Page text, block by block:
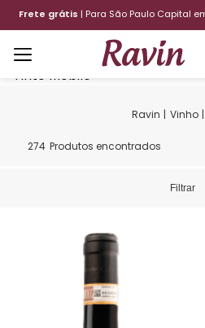
12x sem juros|
Vinho
274 Produtos encontrados
Filtrar